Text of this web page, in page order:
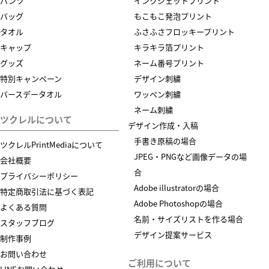
バッグ
タオル
キャップ
グッズ
特別キャンペーン
バースデータオル
ツクレルについて
ツクレルPrintMediaについて
会社概要
プライバシーポリシー
特定商取引法に基づく表記
よくある質問
スタッフブログ
制作事例
お問い合わせ
もこもこ発泡プリント
ふさふさフロッキープリント
キラキラ箔プリント
ネーム番号プリント
デザイン刺繍
ワッペン刺繍
ネーム刺繍
デザイン作成・入稿
手書き原稿の場合
JPEG・PNGなど画像データの場
合
Adobe illustratorの場合
Adobe Photoshopの場合
名前・サイズリストを作る場合
デザイン提案サービス
ご利用について